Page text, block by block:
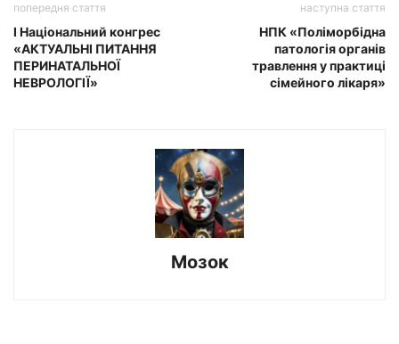
попередня стаття
I Національний конгрес
«АКТУАЛЬНІ ПИТАННЯ
ПЕРИНАТАЛЬНОЇ
НЕВРОЛОГІЇ»
наступна стаття
НПК «Поліморбідна
патологія органів
травлення у практиці
сімейного лікаря»
Мозок